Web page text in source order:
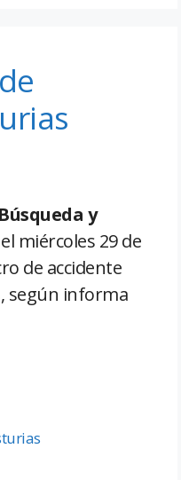
y
miércoles 29 de
de accidente
según informa